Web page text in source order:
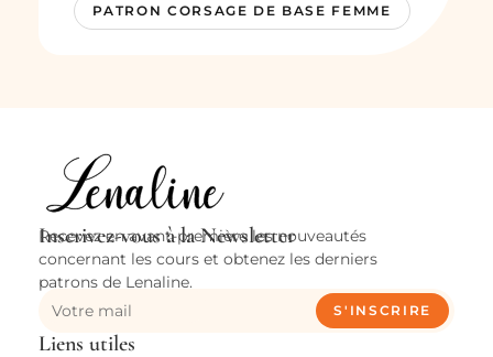
PATRON CORSAGE DE BASE FEMME
Inscrivez-vous à la Newsletter
Recevez en avant-première les nouveautés
concernant les cours et obtenez les derniers
patrons de Lenaline.
S'INSCRIRE
Liens utiles